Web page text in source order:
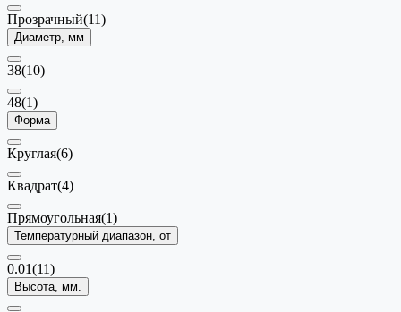
Прозрачный(11)
Диаметр, мм
38(10)
48(1)
Форма
Круглая(6)
Квадрат(4)
Прямоугольная(1)
Температурный диапазон, от
0.01(11)
Высота, мм.